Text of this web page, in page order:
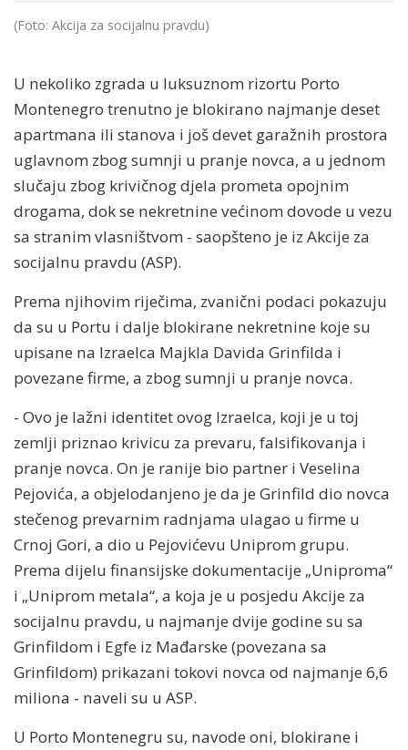
(Foto: Akcija za socijalnu pravdu)
U nekoliko zgrada u luksuznom rizortu Porto
Montenegro trenutno je blokirano najmanje deset
apartmana ili stanova i još devet garažnih prostora
uglavnom zbog sumnji u pranje novca, a u jednom
slučaju zbog krivičnog djela prometa opojnim
drogama, dok se nekretnine većinom dovode u vezu
sa stranim vlasništvom - saopšteno je iz Akcije za
socijalnu pravdu (ASP).
Prema njihovim riječima, zvanični podaci pokazuju
da su u Portu i dalje blokirane nekretnine koje su
upisane na Izraelca Majkla Davida Grinfilda i
povezane firme, a zbog sumnji u pranje novca.
- Ovo je lažni identitet ovog Izraelca, koji je u toj
zemlji priznao krivicu za prevaru, falsifikovanja i
pranje novca. On je ranije bio partner i Veselina
Pejovića, a objelodanjeno je da je Grinfild dio novca
stečenog prevarnim radnjama ulagao u firme u
Crnoj Gori, a dio u Pejovićevu Uniprom grupu.
Prema dijelu finansijske dokumentacije „Uniproma“
i „Uniprom metala“, a koja je u posjedu Akcije za
socijalnu pravdu, u najmanje dvije godine su sa
Grinfildom i Egfe iz Mađarske (povezana sa
Grinfildom) prikazani tokovi novca od najmanje 6,6
miliona - naveli su u ASP.
U Porto Montenegru su, navode oni, blokirane i